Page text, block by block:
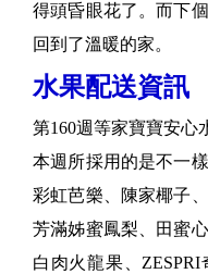
得頭昏眼花了。而下
回到了溫暖的家。
水果配送資訊
第160週等家寶寶安心
本週所採用的是不一
彩虹芭樂、陳家椰子
芳滿姊蜜鳳梨、田蜜
白肉火龍果、